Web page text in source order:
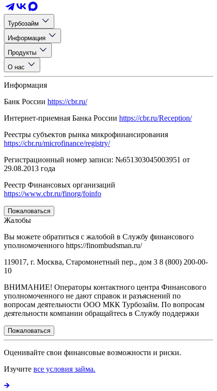
Турбозайм
Информация
Продукты
О нас
Информация
Банк России https://cbr.ru/
Интернет-приемная Банка России https://cbr.ru/Reception/
Реестры субъектов рынка микрофинансирования
https://cbr.ru/microfinance/registry/
Регистрационный номер записи: №651303045003951 от
29.08.2013 года
Реестр Финансовых организаций
https://www.cbr.ru/finorg/foinfo
Пожаловаться
Жалобы
Вы можете обратиться с жалобой в Службу финансового
уполномоченного https://finombudsman.ru/
119017, г. Москва, Старомонетный пер., дом 3 8 (800) 200-00-
10
ВНИМАНИЕ! Операторы контактного центра Финансового
уполномоченного не дают справок и разъяснений по
вопросам деятельности ООО МКК Турбозайм. По вопросам
деятельности компании обращайтесь в Службу поддержки
Пожаловаться
Оценивайте свои финансовые возможности и риски.
Изучите все условия займа.